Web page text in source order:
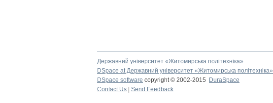
Державний університет «Житомирська політехніка»
DSpace at Державний університет «Житомирська політехніка»
DSpace software copyright © 2002-2015 DuraSpace
Contact Us Send Feedback